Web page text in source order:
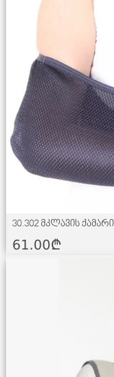
30.302 მკლავის ქამარი
61.00¢